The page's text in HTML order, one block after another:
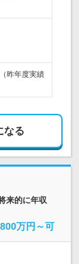
昨年度実績
なる
来的に年収
万円～可